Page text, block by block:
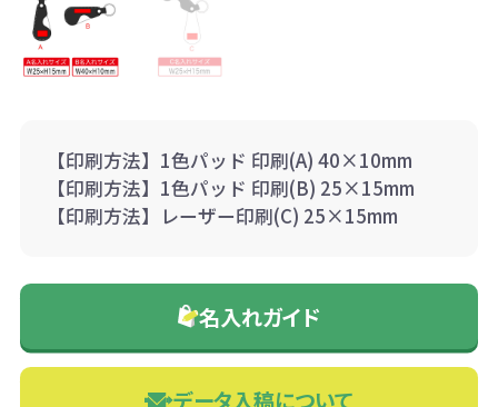
【印刷方法】1色パッド 印刷(A) 40×10mm
【印刷方法】1色パッド 印刷(B) 25×15mm
【印刷方法】レーザー印刷(C) 25×15mm
名入れガイド
データ入稿について